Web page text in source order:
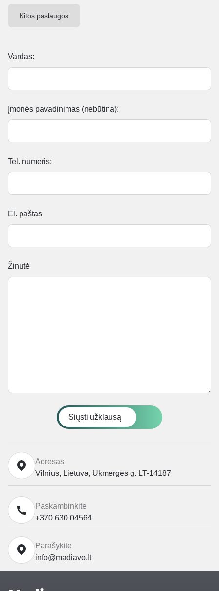
Kitos paslaugos
Vardas:
Įmonės pavadinimas (nebūtina):
Tel. numeris:
El. paštas
Žinutė
Siųsti užklausą
Adresas
Vilnius, Lietuva, Ukmergės g. LT-14187
Paskambinkite
+370 630 04564
Parašykite
info@madiavo.lt